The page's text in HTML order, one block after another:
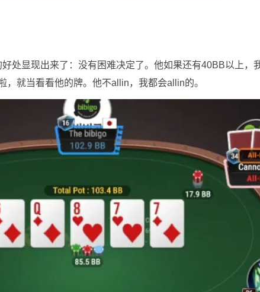
处显现出来了：没有困难决定了。他如果还有40BB以上，
，就当看看他的牌。他不allin，我都会allin的。